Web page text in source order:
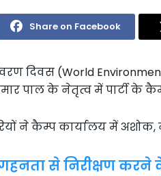
Share on Facebook
दिवस (World
पाल के नेतृत्व में पार्टी के
ने कैम्प कार्यालय में
से निरीक्षण करने